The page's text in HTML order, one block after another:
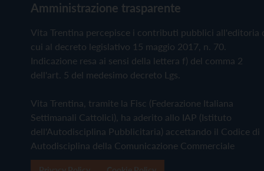
Amministrazione trasparente
Vita Trentina percepisce i contributi pubblici all'editoria
cui al decreto legislativo 15 maggio 2017, n. 70.
Indicazione resa ai sensi della lettera f) del comma 2
dell'art. 5 del medesimo decreto Lgs.
Vita Trentina, tramite la Fisc (Federazione Italiana
Settimanali Cattolici), ha aderito allo IAP (Istituto
dell'Autodisciplina Pubblicitaria) accettando il Codice di
Autodisciplina della Comunicazione Commerciale